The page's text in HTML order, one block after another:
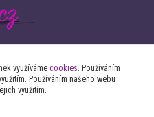
využíváme cookies. Používáním
Používáním našeho webu
využitím.